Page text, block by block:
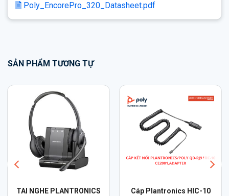
Poly_EncorePro_320_Datasheet.pdf
SẢN PHẨM TƯƠNG TỰ
Tai Nghe Plantronics
Cáp Plantronics QD to